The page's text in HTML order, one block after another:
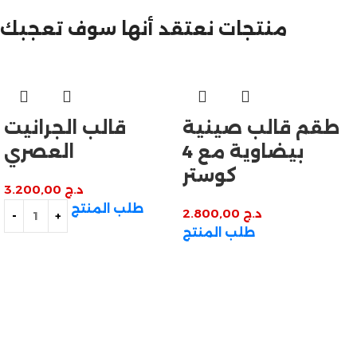
تخفيضات نهاية السنة
منتجات نعتقد أنها سوف تعجبك
قالب الجرانيت
العصري
د.ج
طلب المنتج
طقم قالب صينية
بيضاوية مع 4
كوستر
د.ج
طلب المنتج